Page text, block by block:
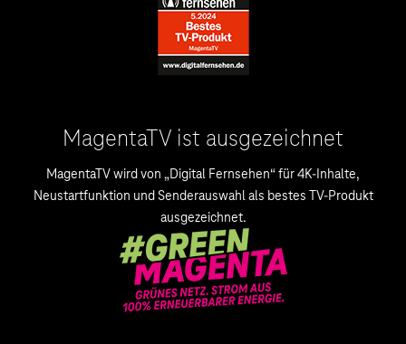
MagentaTV ist ausgezeichnet
MagentaTV wird von „Digital Fernsehen“ für 4K-Inhalte,
Neustartfunktion und Senderauswahl als bestes TV-Produkt
ausgezeichnet.